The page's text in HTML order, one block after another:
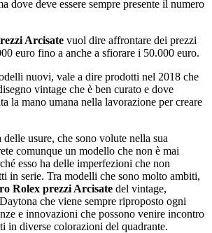
dove deve essere sempre presente il numero
Arcisate vuol dire affrontare dei prezzi
euro fino a anche a sfiorare i 50.000 euro.
nuovi, vale a dire prodotti nel 2018 che
vintage che è ben curato e dove
la mano umana nella lavorazione per creare
usure, che sono volute nella sua
comunque un modello che non è mai
esso ha delle imperfezioni che non
in serie. Tra modelli che sono molto ambiti,
Rolex prezzi Arcisate del vintage,
che viene sempre riproposto ogni
e innovazioni che possono venire incontro
in diverse colorazioni del quadrante.